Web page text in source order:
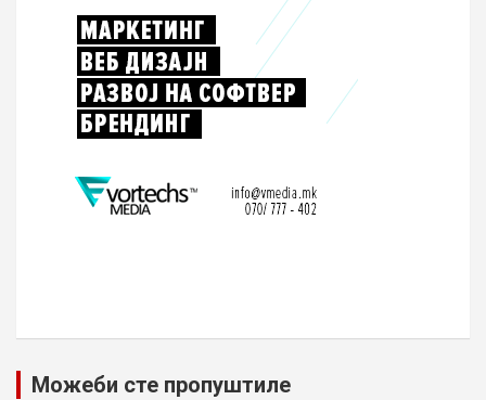
Можеби сте пропуштиле